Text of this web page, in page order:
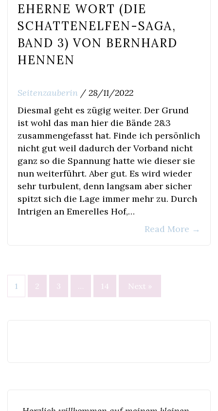
EHERNE WORT (DIE
SCHATTENELFEN-SAGA,
BAND 3) VON BERNHARD
HENNEN
Seitenzauberin / 28/11/2022
Diesmal geht es zügig weiter. Der Grund
ist wohl das man hier die Bände 2&3
zusammengefasst hat. Finde ich persönlich
nicht gut weil dadurch der Vorband nicht
ganz so die Spannung hatte wie dieser sie
nun weiterführt. Aber gut. Es wird wieder
sehr turbulent, denn langsam aber sicher
spitzt sich die Lage immer mehr zu. Durch
Intrigen an Emerelles Hof,…
Read More →
Seitennummerierung
der
1 2 3 … 14 Next »